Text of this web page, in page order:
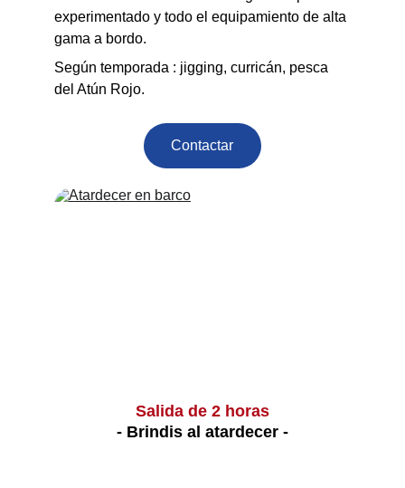
experimentado y todo el equipamiento de alta
gama a bordo.
Según temporada : jigging, curricán, pesca
del Atún Rojo.
Salida de 2 horas
- Brindis al atardecer -
Contactar